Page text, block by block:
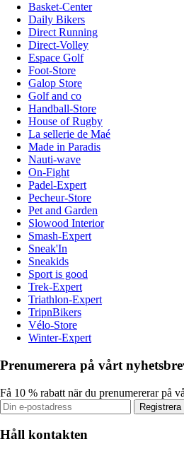
Basket-Center
Daily Bikers
Direct Running
Direct-Volley
Espace Golf
Foot-Store
Galop Store
Golf and co
Handball-Store
House of Rugby
La sellerie de Maé
Made in Paradis
Nauti-wave
On-Fight
Padel-Expert
Pecheur-Store
Pet and Garden
Slowood Interior
Smash-Expert
Sneak'In
Sneakids
Sport is good
Trek-Expert
Triathlon-Expert
TripnBikers
Vélo-Store
Winter-Expert
Prenumerera på vårt
Få 10 % rabatt när du prenumererar på
Registrera
Håll kontakten